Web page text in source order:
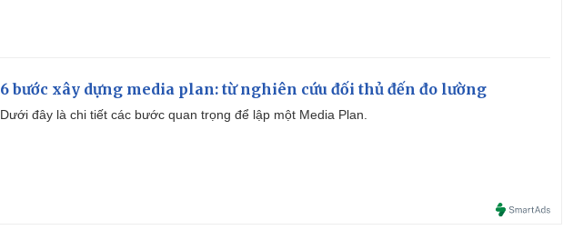
6 bước xây dựng media plan: từ nghiên cứu đối thủ đến đo lường
Dưới đây là chi tiết các bước quan trọng để lập một Media Plan.